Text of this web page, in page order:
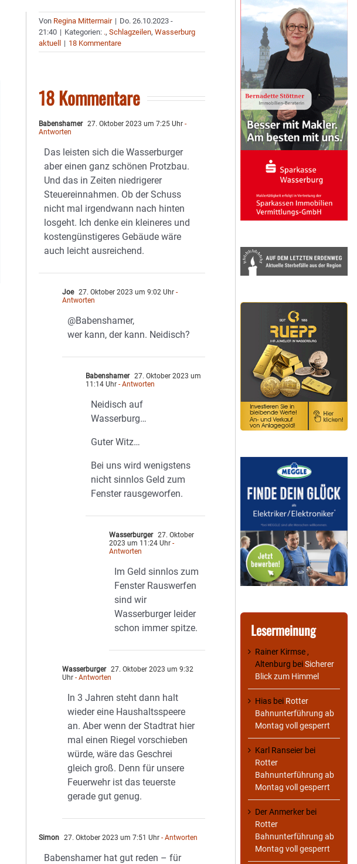
Von Regina Mittermair | Do. 26.10.2023 -
21:40 | Kategorien: .,Schlagzeilen,Wasserburg
aktuell
| 18 Kommentare
18 Kommentare
Babenshamer 27. Oktober 2023 um 7:25 Uhr -
Antworten
Das leisten sich die Wasserburger
aber einen ganz schönen Protzbau.
Und das in Zeiten niedrigerer
Steuereinnahmen. Ob der Schuss
nicht mal irgendwann nach hinten
losgeht. Ich denke ein kleineres und
kostengünstigeres Gebäude wäre
auch leicht ausreichend.
Joe 27. Oktober 2023 um 9:02 Uhr -
Antworten
@Babenshamer,
wer kann, der kann. Neidisch?
Babenshamer 27. Oktober 2023 um
11:14 Uhr - Antworten
Neidisch auf
Wasserburg…
Guter Witz…
Bei uns wird wenigstens
nicht sinnlos Geld zum
Fenster rausgeworfen.
Wasserburger 27. Oktober
2023 um 11:24 Uhr -
Antworten
Im Geld sinnlos zum
Fenster Rauswerfen
sind wir
Wasserburger leider
schon immer spitze.
Wasserburger 27. Oktober 2023 um 9:32
Uhr - Antworten
In 3 Jahren steht dann halt
wieder eine Haushaltsspeere
an. Aber wenn der Stadtrat hier
mal einen Riegel vorschieben
würde, wäre das Geschrei
gleich groß. Denn für unsere
Feuerwehr ist das teuerste
gerade gut genug.
Simon 27. Oktober 2023 um 7:51 Uhr - Antworten
Babenshamer hat gut reden – für
Lesermeinung
Rainer Kirmse ,
Altenburg beiSicherer
Blick zum Himmel
Hias bei Rotter
Bahnunterführung ab
Montag voll gesperrt
Karl Ranseier bei
Rotter
Bahnunterführung ab
Montag voll gesperrt
Der Anmerker bei
Rotter
Bahnunterführung ab
Montag voll gesperrt